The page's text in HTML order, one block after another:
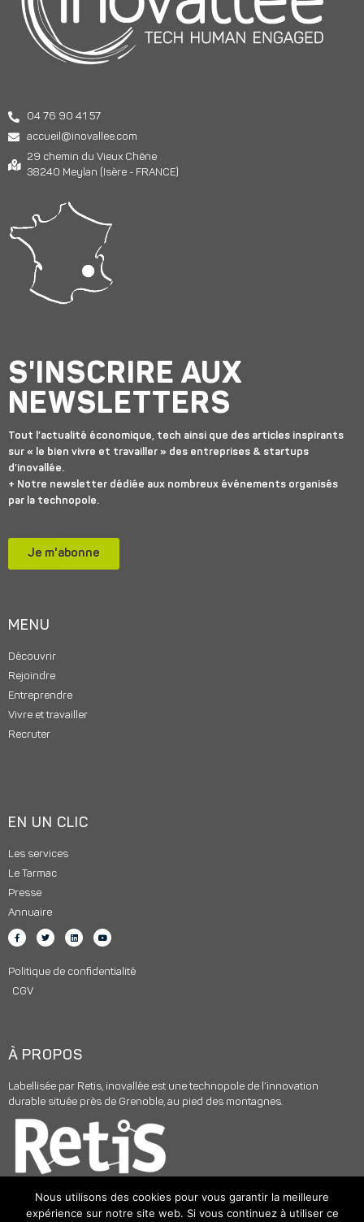
04 76 90 41 57
accueil@inovallee.com
29 chemin du Vieux Chêne
38240 Meylan (Isère - FRANCE)
S'INSCRIRE AUX
NEWSLETTERS
Tout l’actualité économique, tech ainsi que des articles inspirants
sur « le bien vivre et travailler » des entreprises & startups
d’inovallée.
+ Notre newsletter dédiée aux nombreux événements organisés
par la technopole.
Je m'abonne
MENU
Découvrir
Rejoindre
Entreprendre
Vivre et travailler
Recruter
EN UN CLIC
Les services
Le Tarmac
Presse
Annuaire
Politique de confidentialité
CGV
À PROPOS
Labellisée par Retis, inovallée est une technopole de l’innovation
durable située près de Grenoble, au pied des montagnes.
Nous utilisons des cookies pour vous garantir la meilleure
expérience sur notre site web. Si vous continuez à utiliser ce